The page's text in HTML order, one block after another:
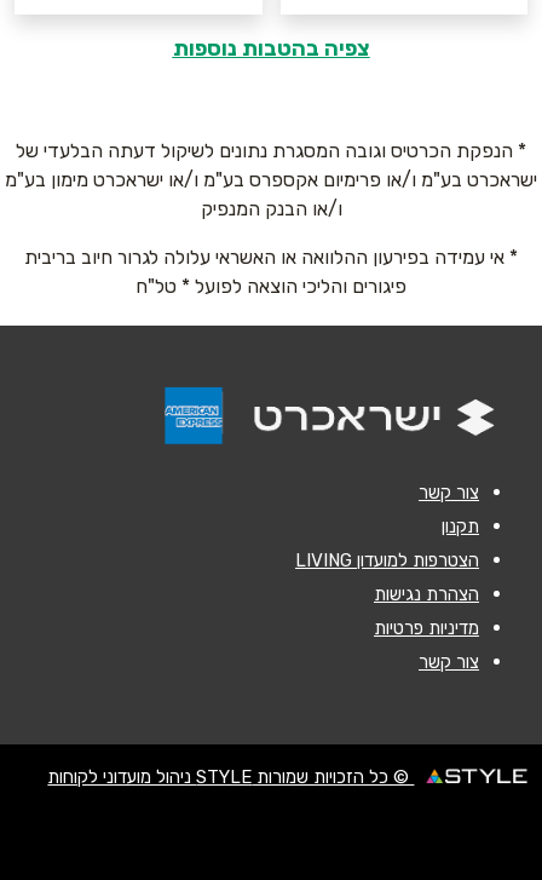
צפיה בהטבות נוספות
* הנפקת הכרטיס וגובה המסגרת נתונים לשיקול דעתה הבלעדי של
ישראכרט בע"מ ו/או פרימיום אקספרס בע"מ ו/או ישראכרט מימון בע"מ
ו/או הבנק המנפיק
* אי עמידה בפירעון ההלוואה או האשראי עלולה לגרור חיוב בריבית
פיגורים והליכי הוצאה לפועל * טל"ח
צור קשר
תקנון
הצטרפות למועדון LIVING
הצהרת נגישות
מדיניות פרטיות
צור קשר
© כל הזכויות שמורות STYLE ניהול מועדוני לקוחות